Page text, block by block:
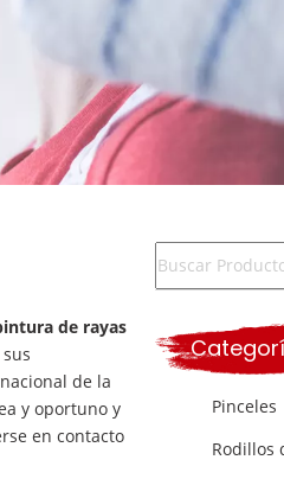
de rayas
de la
y oportuno y
en contacto
Pinceles
Rodillos